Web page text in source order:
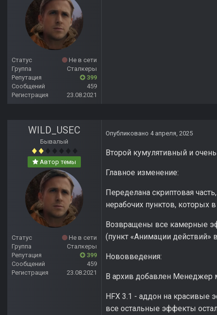
Статус
Не в сети
Группа
Сталкеры
Репутация
399
Сообщений
459
Регистрация
23.08.2021
WILD_USEC
Бывалый
Автор темы
Статус
Не в сети
Группа
Сталкеры
Репутация
399
Сообщений
459
Регистрация
23.08.2021
Опубликовано 4 апреля, 2025
Второй кумулятивный и
Главное изменение:
Переделана скриптовая
нерабочих пунктов, которых
Возвращены все камерные
(пункт «Анимации действий»
Нововведения:
В архив добавлен Менеджер
HFX 3.1 - аддон на
все остальные эффекты